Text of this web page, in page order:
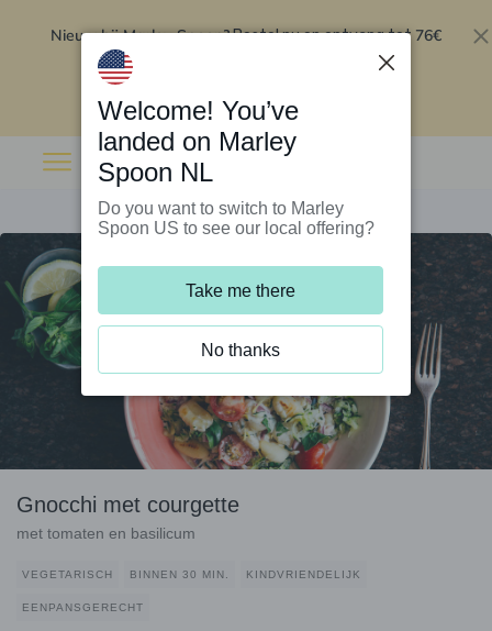
Nieuw bij Marley Spoon?Bestel nu en ontvang tot 76€
Gnocchi met courgette
met tomaten en basilicum
VEGETARISCH BINNEN 30 MIN. KINDVRIENDELIJK
EENPANSGERECHT
Welcome! You’ve
landed on Marley
Spoon NL
Do you want to switch to Marley
Spoon US to see our local offering?
Take me there
No thanks